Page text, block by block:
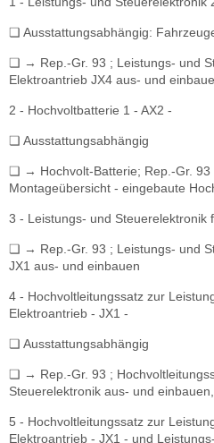
❏ Ausstattungsabhängig:
❏ → Rep.-Gr. 93 ; Leistungs- und
Elektroantrieb JX4 aus- und
2 - Hochvoltbatterie 1 - AX2 -
❏ Ausstattungsabhängig
❏ → Hochvolt-Batterie; Rep.-Gr. 93
Montageübersicht - eingebaute
3 - Leistungs- und Steuerelektronik
❏ → Rep.-Gr. 93 ; Leistungs- und
JX1 aus- und einbauen
4 - Hochvoltleitungssatz zur
Elektroantrieb - JX1 -
❏ Ausstattungsabhängig
❏ → Rep.-Gr. 93 ;
Steuerelektronik aus- und
5 - Hochvoltleitungssatz zur
Elektroantrieb - JX1 - und